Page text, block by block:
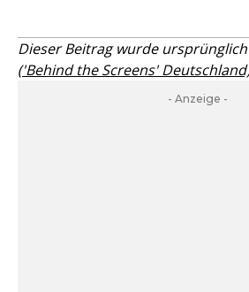
Dieser Beitrag wurde
('Behind the Screens'
- Anzeige -